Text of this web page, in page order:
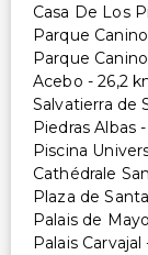
Casa De Los
Parque
Parque
Acebo - 26,2
Salvatierra de
Piedras Albas
Piscina
Cathédrale
Plaza de
Palais de
Palais Carvajal